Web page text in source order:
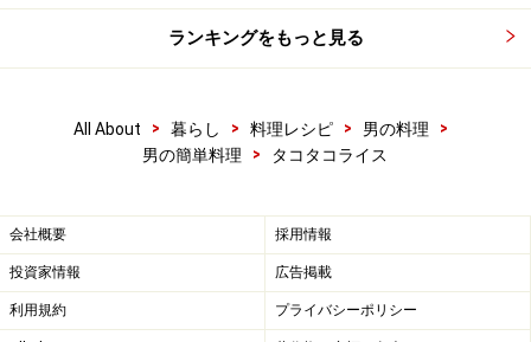
ミートソース程度の粘度まで煮詰める
コショウをふる。これをご飯の上にかけ、きゅうりを飾
る。ソースは一度常温まで冷ましてからもう一度温める
と味が馴染んでよりおいしい。
ランキングをもっと見る
All About > 暮らし > 料理レシピ > 男の料理
>
男の簡単料理
> タコタコライス
会社概要 採用情報
投資家情報 広告掲載
利用規約 プライバシーポリシー